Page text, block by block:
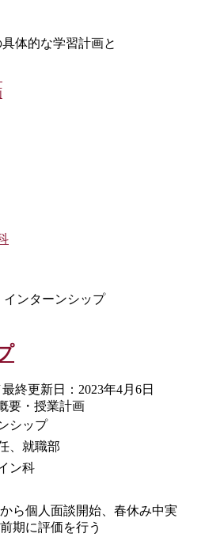
体的な学習計画と
ンターンシップ
終更新日：2023年4月6日
要・授業計画
シップ
、就職部
ン科
ら個人面談開始、春休み中実
期に評価を行う